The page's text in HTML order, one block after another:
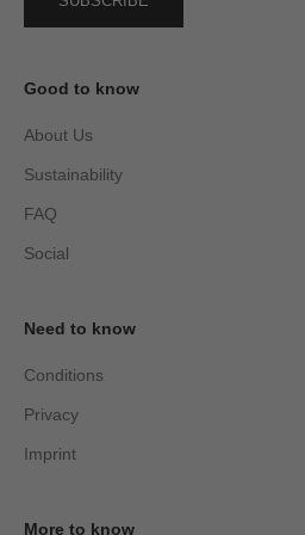
Good to know
About Us
Sustainability
FAQ
Social
Need to know
Conditions
Privacy
Imprint
More to know